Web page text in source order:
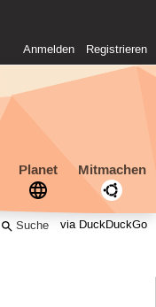
Anmelden Registrieren
Planet Mitmachen
via DuckDuckGo